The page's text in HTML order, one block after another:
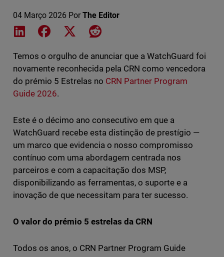
04 Março 2026 Por The Editor
Share on LinkedIn
Share on Facebook
Share on XShare on Reddit
Temos o orgulho de anunciar que a WatchGuard foi
novamente reconhecida pela CRN como vencedora
do prémio 5 Estrelas no CRN Partner Program
Guide 2026.
Este é o décimo ano consecutivo em que a
WatchGuard recebe esta distinção de prestígio —
um marco que evidencia o nosso compromisso
contínuo com uma abordagem centrada nos
parceiros e com a capacitação dos MSP,
disponibilizando as ferramentas, o suporte e a
inovação de que necessitam para ter sucesso.
O valor do prémio 5 estrelas da CRN
Todos os anos, o CRN Partner Program Guide